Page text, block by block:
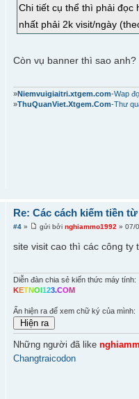
Chi tiết cụ thể thì phải đọc
nhất phải 2k visit/ngày
Còn vụ banner thì sao anh?
»Niemvuigiaitri.xtgem.com-Wap
»ThuQuanViet.Xtgem.Com-Thư
Re: Các cách kiếm tiền
#4 » gửi bởinghiammo1992 » 07/
site visit cao thì các công ty
Diễn đàn chia sẻ kiến thức máy tính:
KETNOI123.COM
Ấn hiện ra để xem chữ ký của mình:
Những người đã like
Changtraicodon